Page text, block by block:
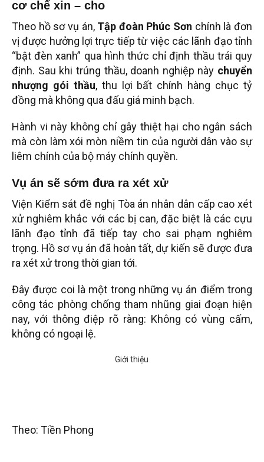
cơ chế xin – cho
Theo hồ sơ vụ án, Tập đoàn Phúc Sơn chính là đơn
vị được hưởng lợi trực tiếp từ việc các lãnh đạo tỉnh
“bật đèn xanh” qua hình thức chỉ định thầu trái quy
định. Sau khi trúng thầu, doanh nghiệp này chuyển
nhượng gói thầu, thu lợi bất chính hàng chục tỷ
đồng mà không qua đấu giá minh bạch.
Hành vi này không chỉ gây thiệt hại cho ngân sách
mà còn làm xói mòn niềm tin của người dân vào sự
liêm chính của bộ máy chính quyền.
Vụ án sẽ sớm đưa ra xét xử
Viện Kiểm sát đề nghị Tòa án nhân dân cấp cao xét
xử nghiêm khắc với các bị can, đặc biệt là các cựu
lãnh đạo tỉnh đã tiếp tay cho sai phạm nghiêm
trọng. Hồ sơ vụ án đã hoàn tất, dự kiến sẽ được đưa
ra xét xử trong thời gian tới.
Đây được coi là một trong những vụ án điểm trong
công tác phòng chống tham nhũng giai đoạn hiện
nay, với thông điệp rõ ràng: Không có vùng cấm,
không có ngoại lệ.
Theo: Tiền Phong